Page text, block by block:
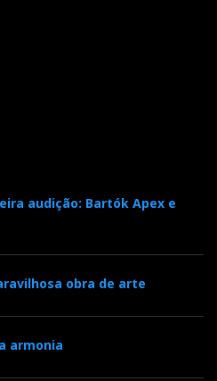
audição: Bartók Apex e
obra de arte
armonia